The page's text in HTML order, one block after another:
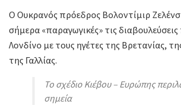
Ο Oυκρανός πρόεδρος Βολοντίμιρ
σήμερα «παραγωγικές» τις διαβουλεύσεις
Λονδίνο με τους ηγέτες της Βρετανίας,
της Γαλλίας.
Το σχέδιο Κιέβου – Ευρώπης
σημεία